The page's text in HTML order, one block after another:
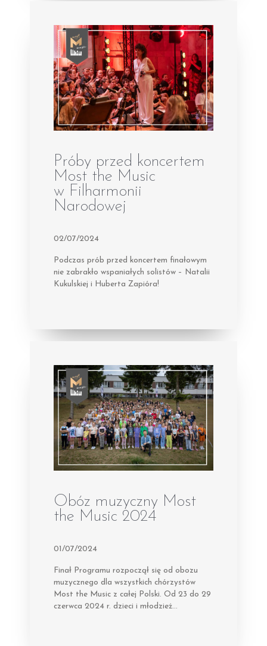
Próby przed koncertem
Most the Music
w Filharmonii
Narodowej
02/07/2024
Podczas prób przed koncertem finałowym
nie zabrakło wspaniałych solistów – Natalii
Kukulskiej i Huberta Zapióra!
Obóz muzyczny Most
the Music 2024
01/07/2024
Finał Programu rozpoczął się od obozu
muzycznego dla wszystkich chórzystów
Most the Music z całej Polski. Od 23 do 29
czerwca 2024 r. dzieci i młodzież…